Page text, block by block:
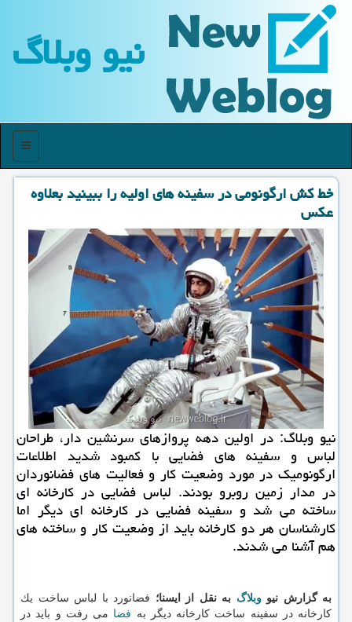
نیو وبلاگ
منو
خط كش ارگونومی در سفینه های اولیه را ببینید بعلاوه
عكس
نیو وبلاگ: در اولین دهه پروازهای سرنشین دار، طراحان
لباس و سفینه های فضایی با كمبود شدید اطلاعات
ارگونومیك در مورد وضعیت كار و فعالیت های فضانوردان
در مدار زمین روبرو بودند. لباس فضایی در كارخانه ای
ساخته می شد و سفینه فضایی در كارخانه ای دیگر اما
كارشناسان هر دو كارخانه باید از وضعیت كار و ساخته های
هم آشنا می شدند.
به گزارش نیووبلاگ به نقل از ایسنا؛ فضانورد با لباس ساخت یك
كارخانه در سفینه ساخت كارخانه دیگر به فضا می رفت و باید در